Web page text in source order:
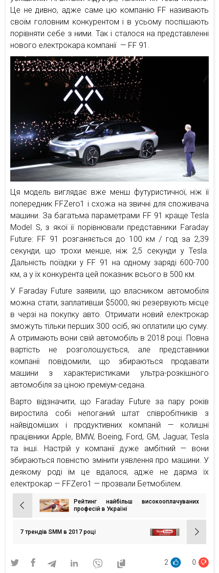
Це не дивно, адже саме цю компанію FF називають
своїм головним конкурентом і в усьому поспішають
порівняти себе з ними. Так і сталося на представленні
нового електрокара компанії — FF 91.
Ця модель виглядає вже менш футуристичної, ніж її
попередник FFZero1 і схожа на звичні для споживача
машини. За багатьма параметрами FF 91 краще Tesla
Model S, з якої її порівнювали представники Faraday
Future: FF 91 розганяється до 100 км / год за 2,39
секунди, що трохи менше, ніж 2,5 секунди у Tesla.
Дальність поїздки у FF 91 на одному заряді 600-700
км, а у їх конкурента цей показник всього в 500 км.
У Faraday Future заявили, що власником автомобіля
можна стати, заплативши $5000, які резервують місце
в черзі на покупку авто. Отримати новий електрокар
зможуть тільки перших 300 осіб, які оплатили цю суму.
А отримають вони свій автомобіль в 2018 році. Повна
вартість не розголошується, але представники
компанії повідомили, що збираються продавати
машини з характеристиками ультра-розкішного
автомобіля за ціною преміум-седана.
Варто відзначити, що Faraday Future за пару років
виростила собі непоганий штат співробітників з
найвідоміших і продуктивних компаній — колишні
працівники Apple, BMW, Boeing, Ford, GM, Jaguar, Tesla
та інші. Настрій у компанії дуже амбітний — вони
збираються повністю змінити уявлення про машини. У
деякому роді їм це вдалося, адже не дарма їх
електрокар — FFZero1 — прозвали Бетмобілем.
Навігація
записів
Рейтинг найбільш високооплачуваних
професій в Україні
7 трендів SMM в 2017 році
2 0